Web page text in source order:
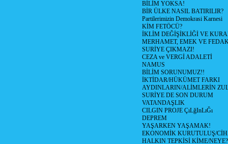
BİLİM YOKSA!
BİR ÜLKE NASIL BATIRILIR?
Partilerimizin Demokrasi Karnesi
KİM FETÖCÜ?
İKLİM DEĞİŞİKLİĞİ VE
MERHAMET, EMEK VE
SURİYE ÇIKMAZI!
CEZA ve VERGİ ADALETİ
NAMUS
BİLİM SORUNUMUZ!!
İKTİDAR/HÜKÜMET FARKI
AYDINLARIN/ALİMLERİN
SURİYE DE SON DURUM
VATANDAŞLIK
CILGIN PROJE ÇıLğInLıĞı
DEPREM
YAŞARKEN YAŞAMAK!
EKONOMİK KURUTULUŞ/
HALKIN TEPKİSİ KİME/NEYE?